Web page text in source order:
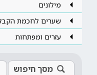
מילונים
שערים לחכמת
עזרים ומפתחות
מסך חיפוש